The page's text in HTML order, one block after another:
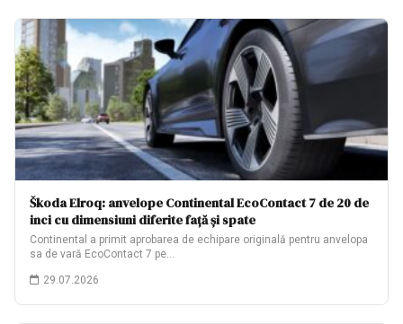
Škoda Elroq: anvelope Continental EcoContact 7 de 20 de
inci cu dimensiuni diferite față și spate
Continental a primit aprobarea de echipare originală pentru anvelopa
sa de vară EcoContact 7 pe…
29.07.2026